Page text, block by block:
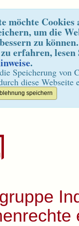
möchte
um die
zu
erfahren,
.
Speicherung von
diese Webseite